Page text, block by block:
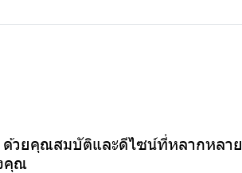
ด้วยคุณสมบัติและดีไซน์ที่หลากหลาย
คุณ